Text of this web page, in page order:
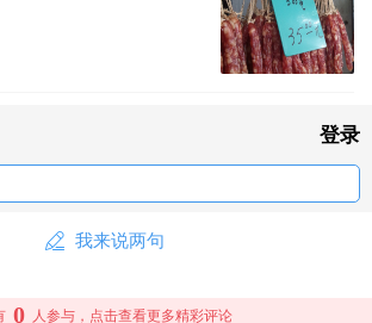
登录
我来说两句
0 人参与，点击查看更多精彩评论